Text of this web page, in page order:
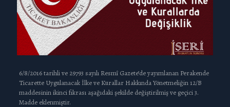
6/8/2016 tarihli ve 29793 sayılı Resmî Gazete’de yayımlanan Perakende
Ticarette Uygulanacak İlke ve Kurallar Hakkında Yönetmeliğin 12/B
maddesinin ikinci fıkrası aşağıdaki şekilde değiştirilmiş ve geçici 3.
Madde eklenmiştir.